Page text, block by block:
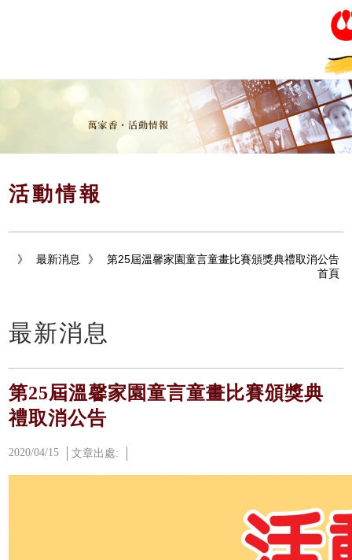
活動情報
第25屆溫馨家園童言童畫比賽頒獎典禮取消公告
》
最新消息
》
首頁
最新消息
第25屆溫馨家園童言童畫比賽頒獎典
禮取消公告
2020/04/15 文章出處: